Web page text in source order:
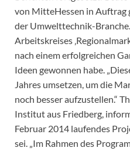
von MitteHessen in Auftrag
der Umwelttechnik-
Arbeitskreises
nach einem erfolgreichen
Ideen gewonnen habe.
Jahres umsetzen, um die
noch besser aufzustellen.“
Institut aus Friedberg,
Februar 2014 laufendes
sei. „Im Rahmen des